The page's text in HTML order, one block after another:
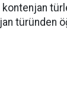
türünden